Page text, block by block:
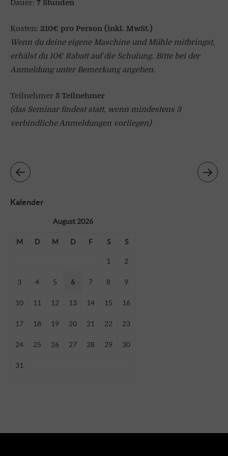
Dauer: 7 Stunden
Kosten: 210€ pro Person (inkl. MwSt.)
Wenn du deine eigene Maschine und Mühle mitbringst,
erhälst du 10€ Rabatt auf die Schulung. Bitte bei der
Anmeldung unter Bemerkung angeben.
Teilnehmer 5 Teilnehmer
(das Seminar findest statt, wenn mindestens 3
verbindliche Anmeldungen vorliegen)
Kalender
August 2026
M D M D F S S
1 2
3 4 5 6 7 8 9
10 11 12 13 14 15 16
17 18 19 20 21 22 23
24 25 26 27 28 29 30
31